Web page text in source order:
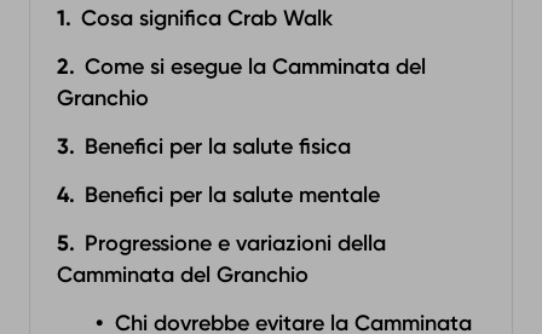
Cosa significa Crab Walk
Come si esegue la Camminata del
Granchio
Benefici per la salute fisica‍
Benefici per la salute mentale
Progressione e variazioni della
Camminata del Granchio
Chi dovrebbe evitare la Camminata